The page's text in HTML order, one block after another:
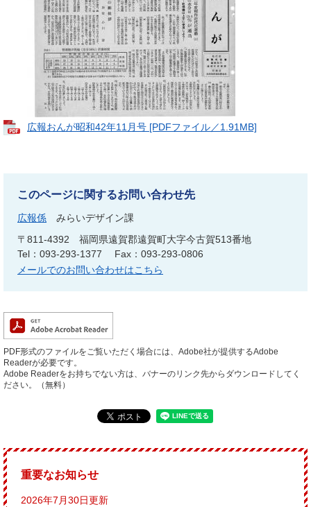
広報おんが昭和42年11月号 [PDFファイル／1.91MB]
このページに関するお問い合わせ先
広報係
みらいデザイン課
〒811-4392
福岡県遠賀郡遠賀町大字今古賀513番地
Tel：093-293-1377
Fax：093-293-0806
メールでのお問い合わせはこちら
PDF形式のファイルをご覧いただく場合には、Adobe社が提供するAdobe
Readerが必要です。
Adobe Readerをお持ちでない方は、バナーのリンク先からダウンロードしてく
ださい。（無料）
重要なお知らせ
2026年7月30日更新